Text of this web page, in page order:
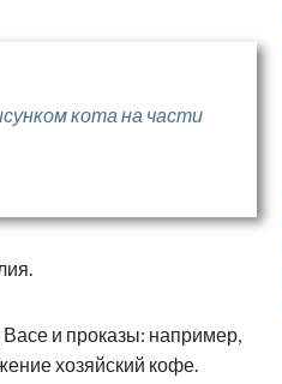
кота на части
и проказы: например,
хозяйский кофе.